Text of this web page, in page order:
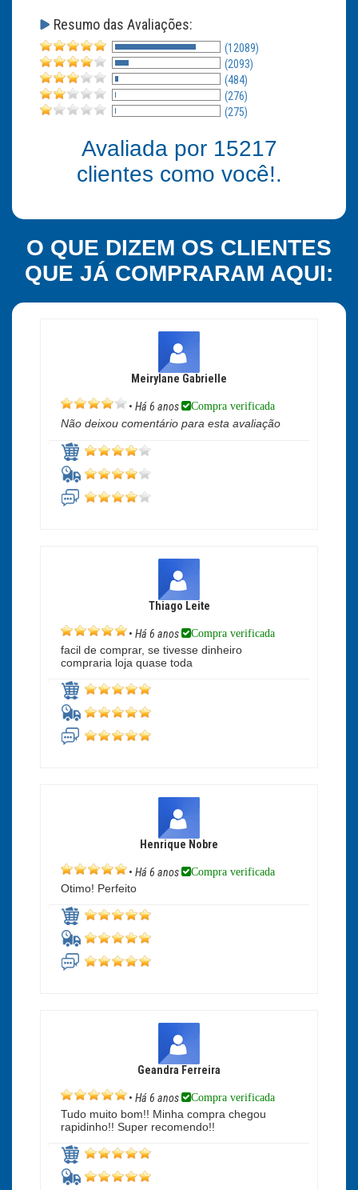
Resumo das Avaliações:
(12089)
(2093)
(484)
(276)
(275)
Avaliada por 15217
clientes como você!.
O QUE DIZEM OS CLIENTES
QUE JÁ COMPRARAM AQUI:
Meirylane Gabrielle
• Há 6 anos Compra verificada
Não deixou comentário para esta avaliação
Thiago Leite
• Há 6 anos Compra verificada
facil de comprar, se tivesse dinheiro
compraria loja quase toda
Henrique Nobre
• Há 6 anos Compra verificada
Otimo! Perfeito
Geandra Ferreira
• Há 6 anos Compra verificada
Tudo muito bom!! Minha compra chegou
rapidinho!! Super recomendo!!